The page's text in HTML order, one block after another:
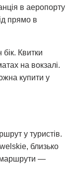
в аеропорту
прямо в
бік. Квитки
на вокзалі.
купити у
у туристів.
близько
маршрути —